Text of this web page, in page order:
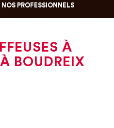
NOS PROFESSIONNELS
À
BOUDREIX